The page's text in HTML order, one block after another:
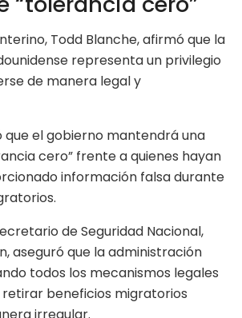
Todd Blanche, afirmó que la
representa un privilegio
de manera legal y
que el gobierno mantendrá una
cero” frente a quienes hayan
información falsa durante
de Seguridad Nacional,
aseguró que la administración
todos los mecanismos legales
beneficios migratorios